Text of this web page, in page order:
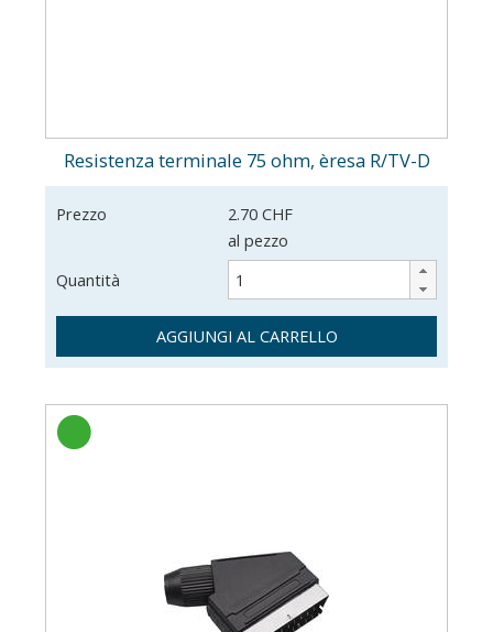
Resistenza terminale 75 ohm, èresa R/TV-D
Prezzo
2.70 CHF
al pezzo
Quantità
AGGIUNGI AL CARRELLO